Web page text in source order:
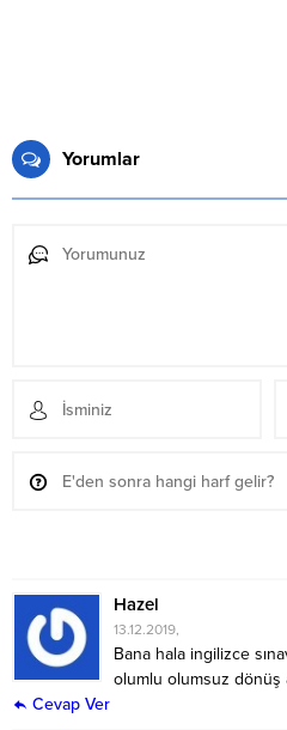
Yorumlar
Hazel
13.12.2019,
Bana hala ingilizce
olumlu olumsuz dönüş
Cevap Ver